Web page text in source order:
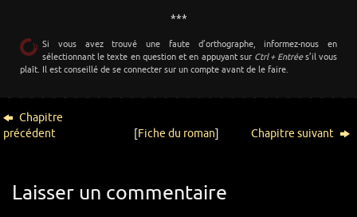
***
Si vous avez trouvé une faute d’orthographe, informez-nous en
sélectionnant le texte en question et en appuyant sur Ctrl + Entrées’il vous
plaît. Il est conseillé de se connecter sur un compte avant de le faire.
Chapitre
précédent
[Fiche du roman] Chapitre suivant
Laisser un commentaire